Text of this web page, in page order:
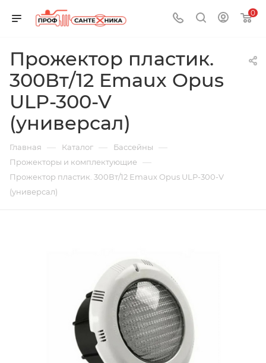
0
Прожектор пластик.
300Вт/12 Emaux Opus
ULP-300-V
(универсал)
Главная — Каталог — Бассейны —
Прожекторы и комплектующие —
Прожектор пластик. 300Вт/12 Emaux Opus ULP-300-V
(универсал)